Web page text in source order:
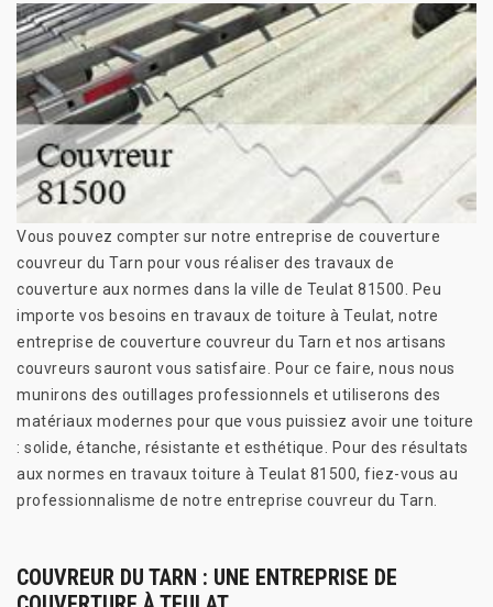
Vous pouvez compter sur notre entreprise de couverture
couvreur du Tarn pour vous réaliser des travaux de
couverture aux normes dans la ville de Teulat 81500. Peu
importe vos besoins en travaux de toiture à Teulat, notre
entreprise de couverture couvreur du Tarn et nos artisans
couvreurs sauront vous satisfaire. Pour ce faire, nous nous
munirons des outillages professionnels et utiliserons des
matériaux modernes pour que vous puissiez avoir une toiture
: solide, étanche, résistante et esthétique. Pour des résultats
aux normes en travaux toiture à Teulat 81500, fiez-vous au
professionnalisme de notre entreprise couvreur du Tarn.
COUVREUR DU TARN : UNE ENTREPRISE DE